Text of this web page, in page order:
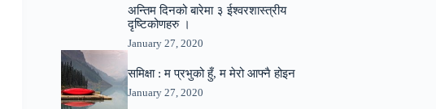
अन्तिम दिनको बारेमा ३ ईश्वरशास्त्रीय
दृष्टिकोणहरु ।
January 27, 2020
समिक्षा : म प्रभुको हुँ, म मेरो आफ्नै होइन
January 27, 2020